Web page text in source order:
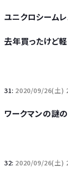
ユニクロシーム
去年買ったけど
31: 2020/09/26(土)
ワークマンの謎
32: 2020/09/26(土)